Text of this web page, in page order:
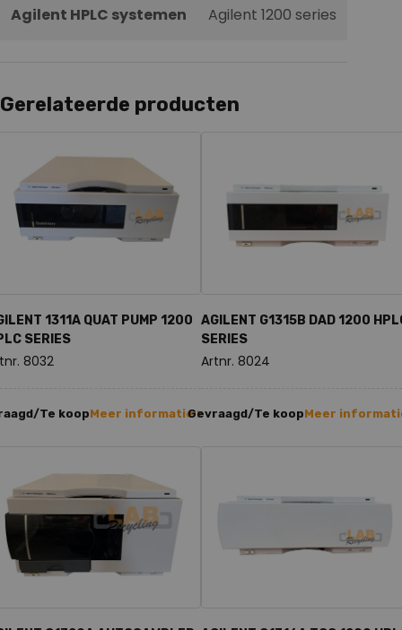
Agilent HPLC systemen Agilent 1200 series
Gerelateerde producten
1311A QUAT PUMP 1200
SERIES
8032
Te koopMeer informatie >
AGILENT G1315B DAD 1200
SERIES
Artnr. 8024
Gevraagd/Te koopMeer